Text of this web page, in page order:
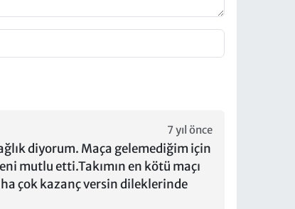
7 yıl önce
diyorum. Maça gelemediğim için
mutlu etti.Takımın en kötü maçı
çok kazanç versin dileklerinde